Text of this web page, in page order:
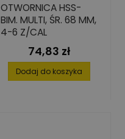
OTWORNICA HSS-
BIM. MULTI, ŚR. 68 MM,
4-6 Z/CAL
Cena
74,83 zł
Dodaj do koszyka